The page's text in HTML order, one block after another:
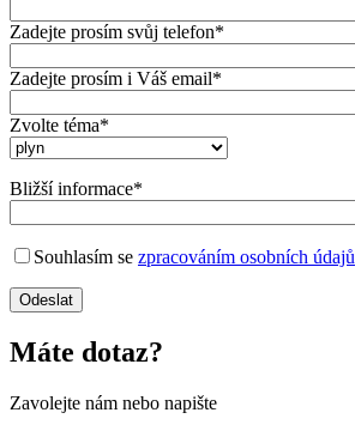
Zadejte prosím svůj telefon*
Zadejte prosím i Váš email*
Zvolte téma*
Bližší informace*
Souhlasím se zpracováním osobních údajů
Máte dotaz?
Zavolejte nám nebo napište